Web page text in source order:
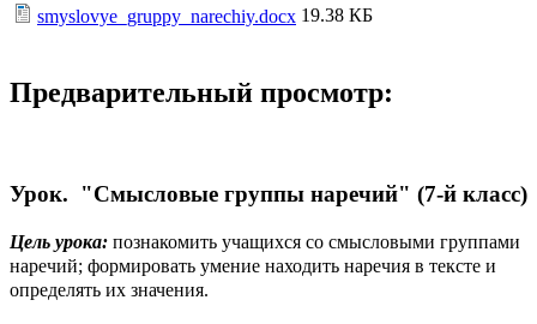
smyslovye_gruppy_narechiy.docx 19.38 КБ
Предварительный просмотр:
Урок. "Смысловые группы наречий" (7-й класс)
Цель урока: познакомить учащихся со смысловыми группами
наречий; формировать умение находить наречия в тексте и
определять их значения.